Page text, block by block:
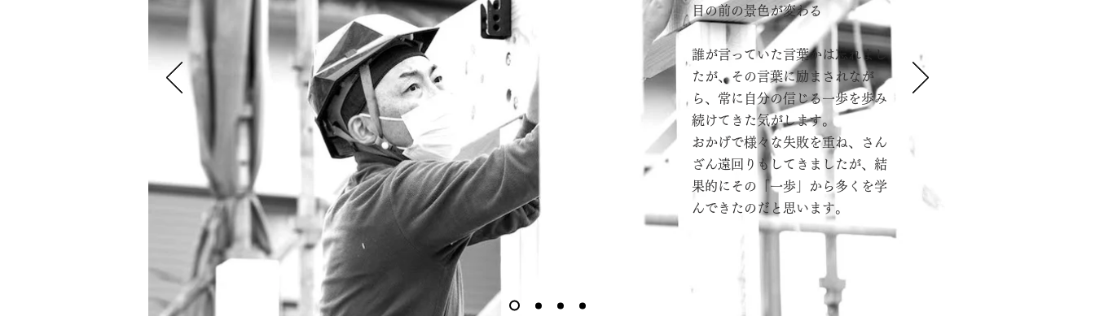
目の前の景色が変わる
誰が言っていた言葉かは忘れまし
たが、その言葉に励まされなが
ら、常に自分の信じる一歩を歩み
続けてきた気がします。
おかげで様々な失敗を重ね、さん
ざん遠回りもしてきましたが、結
果的にその「一歩」から多くを学
んできたのだと思います。